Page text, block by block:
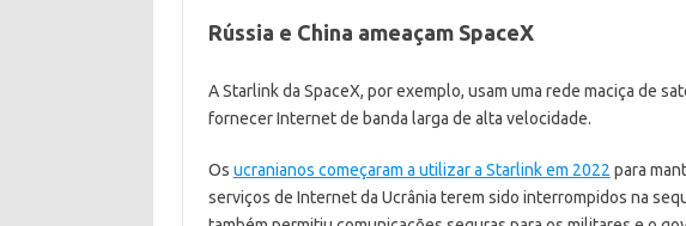
Rússia e China ameaçam SpaceX
A Starlink da SpaceX, por exemplo, usam uma rede maciça de
fornecer Internet de banda larga de alta velocidade.
Os ucranianos começaram a utilizar a Starlink em 2022 para
serviços de Internet da Ucrânia terem sido interrompidos na